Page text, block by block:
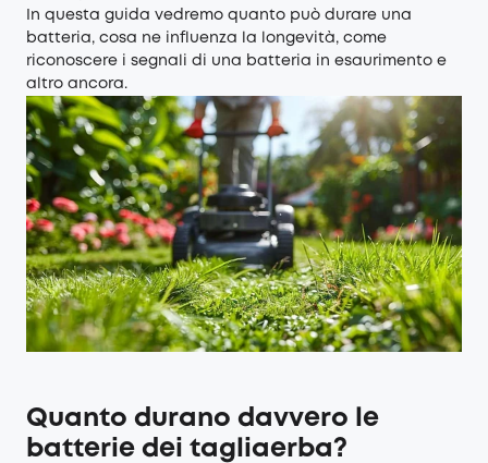
In questa guida vedremo quanto può durare una
batteria, cosa ne influenza la longevità, come
riconoscere i segnali di una batteria in esaurimento e
altro ancora.
Quanto durano davvero le
batterie dei tagliaerba?